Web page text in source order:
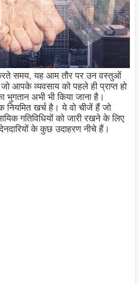
करते समय, यह आम तौर पर उन वस्तुओं
आपके व्यवसाय को पहले ही प्राप्त हो
भुगतान अभी भी किया जाना है।
नियमित खर्च है। ये वो चीजें हैं जो
गतिविधियों को जारी रखने के लिए
देनदारियों के कुछ उदाहरण नीचे हैं।